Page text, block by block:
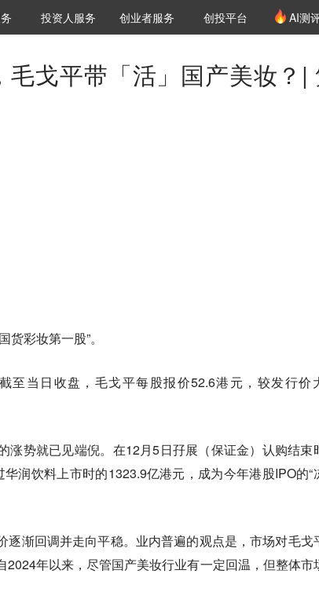
VClub投资机构库
投资机构职位推介
投资人服务 创投氪堂
创业者服务 创投平台 AI测
戈平带「活」国产美妆？|
彩妆第一股”。
至当日收盘，毛戈平每股报价52.6港元，较发行价
涨势就已见端倪。在12月5日孖展（保证金）认购结束
润饮料上市时的1323.9亿港元，成为今年港股IPO的“
逐渐回调并走向平稳。业内普遍的观点是，市场对毛戈
年以来，尽管国产美妆行业有一定回温，但整体市